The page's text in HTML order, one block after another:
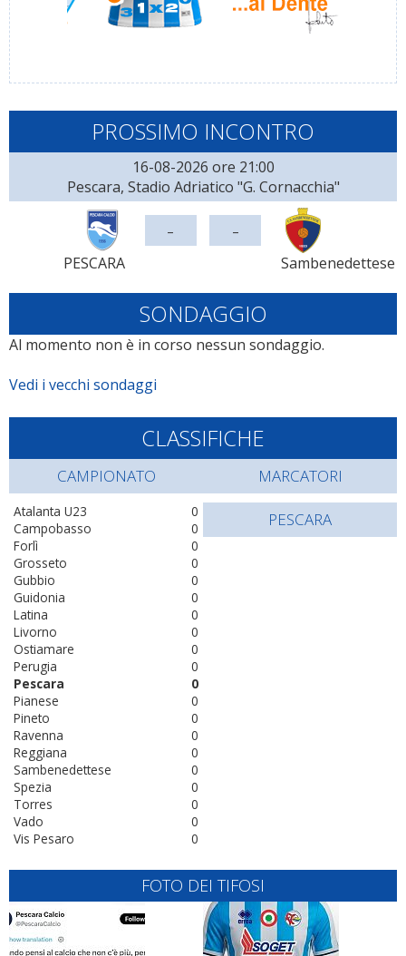
PROSSIMO INCONTRO
16-08-2026 ore 21:00
Pescara, Stadio Adriatico "G. Cornacchia"
PESCARA
- -
Sambenedettese
SONDAGGIO
Al momento non è in corso nessun sondaggio.
Vedi i vecchi sondaggi
CLASSIFICHE
CAMPIONATO
0
Atalanta U23
0
Campobasso
0
Forlì
0
Grosseto
0
Gubbio
0
Guidonia
0
Latina
0
Livorno
0
Ostiamare
0
Perugia
0
Pescara
0
Pianese
0
Pineto
0
Ravenna
0
Reggiana
0
Sambenedettese
0
Spezia
0
Torres
0
Vado
0
Vis Pesaro
MARCATORI
PESCARA
FOTO DEI TIFOSI